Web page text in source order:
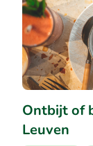
Ontbijt of
Leuven